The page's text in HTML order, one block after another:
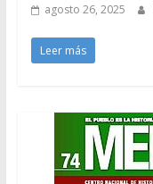
agosto 26, 2025
Leer más